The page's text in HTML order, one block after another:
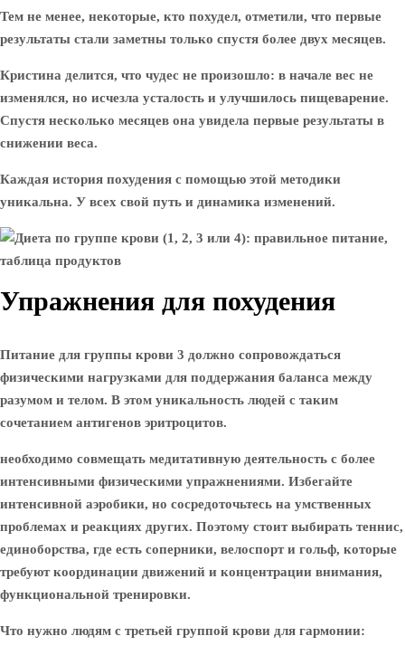
Тем не менее, некоторые, кто похудел, отметили, что первые
результаты стали заметны только спустя более двух месяцев.
Кристина делится, что чудес не произошло: в начале вес не
изменялся, но исчезла усталость и улучшилось пищеварение.
Спустя несколько месяцев она увидела первые результаты в
снижении веса.
Каждая история похудения с помощью этой методики
уникальна. У всех свой путь и динамика изменений.
Упражнения для похудения
Питание для группы крови 3 должно сопровождаться
физическими нагрузками для поддержания баланса между
разумом и телом. В этом уникальность людей с таким
сочетанием антигенов эритроцитов.
необходимо совмещать медитативную деятельность с более
интенсивными физическими упражнениями. Избегайте
интенсивной аэробики, но сосредоточьтесь на умственных
проблемах и реакциях других. Поэтому стоит выбирать теннис,
единоборства, где есть соперники, велоспорт и гольф, которые
требуют координации движений и концентрации внимания,
функциональной тренировки.
Что нужно людям с третьей группой крови для гармонии: